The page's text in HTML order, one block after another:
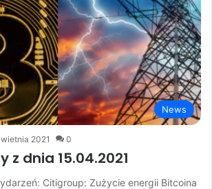
News
2021 0
z dnia 15.04.2021
Citigroup: Zużycie energii Bitcoina